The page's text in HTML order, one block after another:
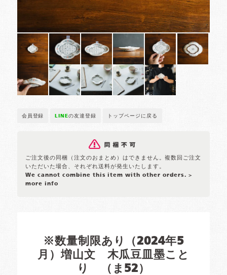
会員登録 LINEの友達登録 トップページに戻る
ご注文後の同梱（注文のおまとめ）はできません。複数回ご注文
いただいた場合、それぞれ送料が発生いたします。
We cannot combine this item with other orders. >
more info
※数量制限あり（2024年5
月）増山文 木瓜豆皿墨こと
り （ま52）